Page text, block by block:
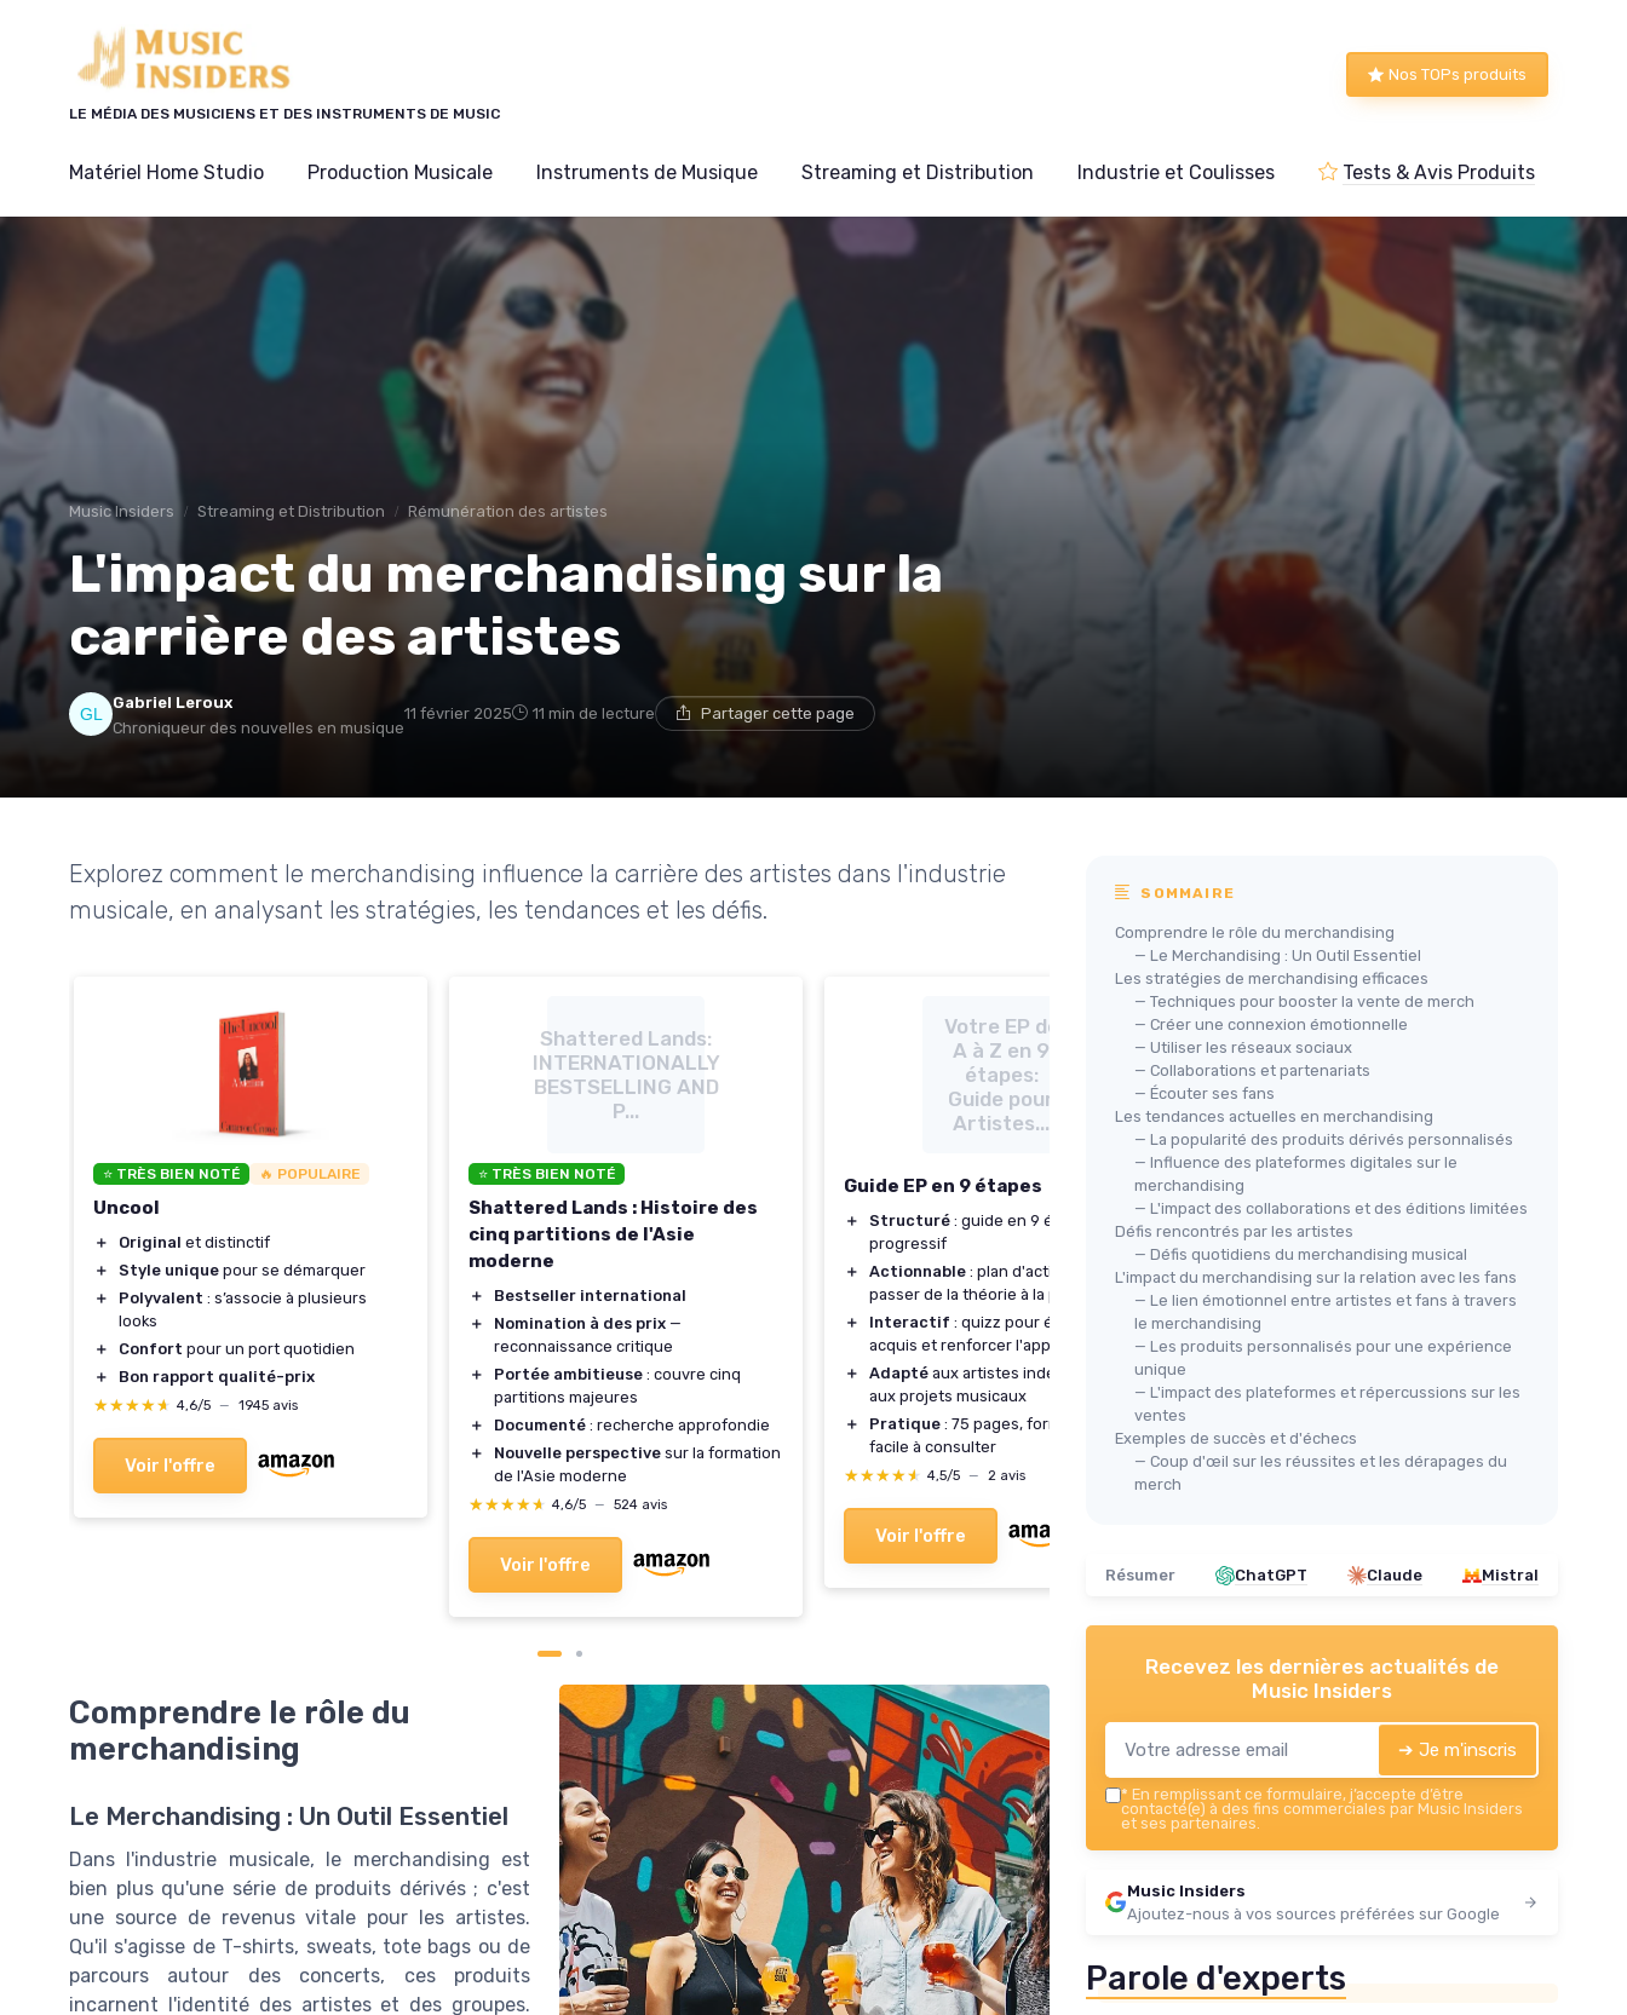
LE MÉDIA DES MUSICIENS ET DES INSTRUMENTS DE MUSIC
Nos TOPs produits
Matériel Home Studio Production Musicale Instruments de Musique Streaming et Distribution Industrie et Coulisses Tests & Avis Produits
Music Insiders Streaming et Distribution Rémunération des artistes
L'impact du merchandising sur la
carrière des artistes
Gabriel Leroux
Chroniqueur des nouvelles en musique
11 février 2025 11 min de lecture Partager cette page
Explorez comment le merchandising influence la carrière des artistes dans l'industrie
musicale, en analysant les stratégies, les tendances et les défis.
⭐ TRÈS BIEN NOTÉ 🔥 POPULAIRE
Uncool
＋ Original et distinctif
＋
Style unique pour se démarquer
＋
Polyvalent : s’associe à plusieurs
looks
＋
Confort pour un port quotidien
＋
Bon rapport qualité-prix
★★★★★
★★★★★ 4,6/5 — 1945 avis
Voir l'offre
Shattered Lands:
INTERNATIONALLY
BESTSELLING AND
P...
⭐ TRÈS BIEN NOTÉ
Shattered Lands : Histoire des
cinq partitions de l'Asie
moderne
＋
Bestseller international
＋
Nomination à des prix —
reconnaissance critique
＋
Portée ambitieuse : couvre cinq
partitions majeures
＋
Documenté : recherche approfondie
＋
Nouvelle perspective sur la formation
de l'Asie moderne
★★★★★
★★★★★ 4,6/5 — 524 avis
Voir l'offre
Votre EP de
A à Z en 9
étapes:
Guide pour
Artistes...
Guide EP en 9 étapes
＋ Structuré : guide en 9 étapes clair et
progressif
＋
Actionnable : plan d'action inclus pour
passer de la théorie à la pratique
＋
Interactif : quizz pour évaluer les
acquis et renforcer l'apprentissage
＋
Adapté aux artistes indépendants et
aux projets musicaux
＋
Pratique : 75 pages, format condensé
facile à consulter
★★★★★
★★★★★ 4,5/5 — 2 avis
Voir l'offre
Taylor
Swift:
L'histoire
derrière
chaque ch...
Taylor Swift : Coulisses des
chansons
＋ Analysesdétaillées de chaque
chanson
＋ Riche enanecdoteset contextes
personnels
＋
Accessibleaux fans comme aux
＋ Bonne structure chronologique et
Comprendre le rôle du
merchandising
Le Merchandising : Un Outil Essentiel
Dans l'industrie musicale, le merchandising est
bien plus qu'une série de produits dérivés ; c'est
une source de revenus vitale pour les artistes.
Qu'il s'agisse de T-shirts, sweats, tote bags ou de
parcours autour des concerts, ces produits
incarnent l'identité des artistes et des groupes.
SOMMAIRE
Comprendre le rôle du merchandising
— Le Merchandising : Un Outil Essentiel
Les stratégies de merchandising efficaces
— Techniques pour booster la vente de merch
— Créer une connexion émotionnelle
— Utiliser les réseaux sociaux
— Collaborations et partenariats
— Écouter ses fans
Les tendances actuelles en merchandising
— La popularité des produits dérivés personnalisés
— Influence des plateformes digitales sur le
merchandising
— L'impact des collaborations et des éditions limitées
Défis rencontrés par les artistes
— Défis quotidiens du merchandising musical
L'impact du merchandising sur la relation avec les fans
— Le lien émotionnel entre artistes et fans à travers
le merchandising
— Les produits personnalisés pour une expérience
unique
— L'impact des plateformes et répercussions sur les
ventes
Exemples de succès et d'échecs
— Coup d'œil sur les réussites et les dérapages du
merch
Résumer ChatGPT Claude Mistral
Recevez les dernières actualités de
Music Insiders
➔ Je m'inscris
* En remplissant ce formulaire, j’accepte d’être
contacté(e) à des fins commerciales par Music Insiders
et ses partenaires.
Music Insiders
Ajoutez-nous à vos sources préférées sur Google
Parole d'experts